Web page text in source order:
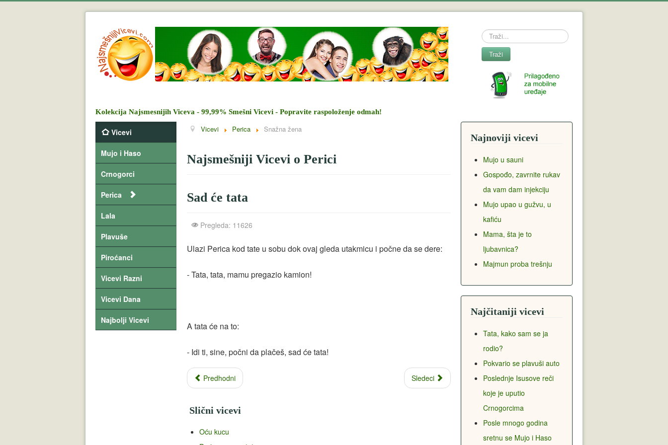
Search
Traži
Kolekcija Najsmesnijih Viceva - 99,99% Smešni Vicevi - Popravite raspoloženje odmah!
Vicevi
Mujo i Haso
Crnogorci
Perica
Lala
Plavuše
Piroćanci
Vicevi Razni
Vicevi Dana
Najbolji Vicevi
Vicevi Perica Snažna žena
Najsmešniji Vicevi o Perici
Sad će tata
Pregleda: 11626
Ulazi Perica kod tate u sobu dok ovaj gleda utakmicu i počne da se dere:
- Tata, tata, mamu pregazio kamion!
A tata će na to:
- Idi ti, sine, počni da plačeš, sad će tata!
Predhodni Sledeci
Slični vicevi
Oću kucu
Najnoviji vicevi
Mujo u sauni
Gospođo, zavrnite rukav
da vam dam injekciju
Mujo upao u gužvu, u
kafiću
Mama, šta je to
ljubavnica?
Majmun proba trešnju
Najčitaniji vicevi
Tata, kako sam se ja
rodio?
Pokvario se plavuši auto
Poslednje Isusove reči
koje je uputio
Crnogorcima
Posle mnogo godina
sretnu se Mujo i Haso